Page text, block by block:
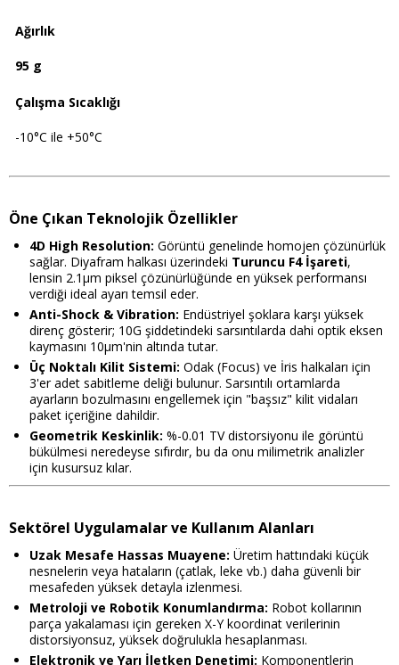
Ağırlık
95 g
Çalışma Sıcaklığı
-10°C ile +50°C
Öne Çıkan Teknolojik Özellikler
4D High Resolution: Görüntü genelinde homojen çözünürlük
sağlar. Diyafram halkası üzerindeki Turuncu F4 İşareti,
lensin 2.1µm piksel çözünürlüğünde en yüksek performansı
verdiği ideal ayarı temsil eder.
Anti-Shock & Vibration: Endüstriyel şoklara karşı yüksek
direnç gösterir; 10G şiddetindeki sarsıntılarda dahi optik eksen
kaymasını 10μm'nin altında tutar.
Üç Noktalı Kilit Sistemi: Odak (Focus) ve İris halkaları için
3'er adet sabitleme deliği bulunur. Sarsıntılı ortamlarda
ayarların bozulmasını engellemek için "başsız" kilit vidaları
paket içeriğine dahildir.
Geometrik Keskinlik: %-0.01 TV distorsiyonu ile görüntü
bükülmesi neredeyse sıfırdır, bu da onu milimetrik analizler
için kusursuz kılar.
Sektörel Uygulamalar ve Kullanım Alanları
Uzak Mesafe Hassas Muayene: Üretim hattındaki küçük
nesnelerin veya hataların (çatlak, leke vb.) daha güvenli bir
mesafeden yüksek detayla izlenmesi.
Metroloji ve Robotik Konumlandırma: Robot kollarının
parça yakalaması için gereken X-Y koordinat verilerinin
distorsiyonsuz, yüksek doğrulukla hesaplanması.
Elektronik ve Yarı İletken Denetimi: Komponentlerin